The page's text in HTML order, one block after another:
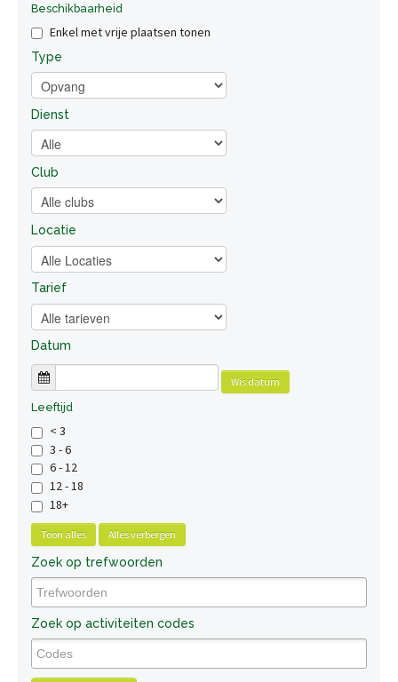
Beschikbaarheid
Enkel met vrije plaatsen tonen
Type
Dienst
Club
Locatie
Tarief
Datum
Wis datum
Leeftijd
< 3
3 - 6
6 - 12
12 - 18
18+
Toon alles Alles verbergen
Zoek op trefwoorden
Zoek op activiteiten codes